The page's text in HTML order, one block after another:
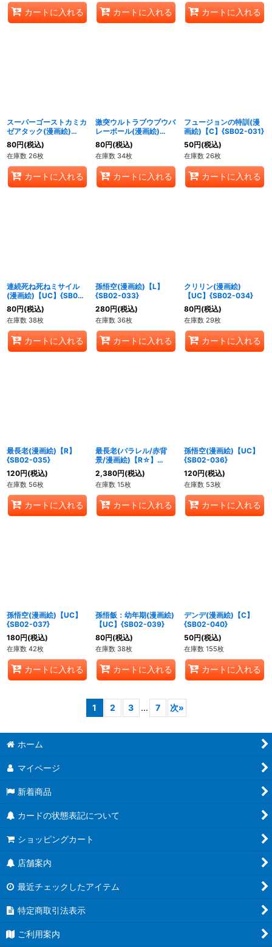
カートに入れる カートに入れる カートに入れる
スーパーゴーストカミカ
ゼアタック(漫画絵)
【UC】{SB02-029}
80円(税込)
在庫数 26枚
カートに入れる
激突ウルトラブウブウバ
レーボール(漫画絵)
【UC】{SB02-030}
80円(税込)
在庫数 34枚
カートに入れる
フュージョンの特訓(漫
画絵)【C】{SB02-031}
50円(税込)
在庫数 26枚
カートに入れる
連続死ね死ねミサイル
(漫画絵)【UC】{SB02-
032}
80円(税込)
在庫数 38枚
カートに入れる
孫悟空(漫画絵)【L】
{SB02-033}
280円(税込)
在庫数 36枚
カートに入れる
クリリン(漫画絵)
【UC】{SB02-034}
80円(税込)
在庫数 29枚
カートに入れる
最長老(漫画絵)【R】
{SB02-035}
120円(税込)
在庫数 56枚
カートに入れる
最長老(パラレル/赤背
景/漫画絵)【R☆】
{SB02-035}
2,380円(税込)
在庫数 15枚
カートに入れる
孫悟空(漫画絵)【UC】
{SB02-036}
120円(税込)
在庫数 53枚
カートに入れる
孫悟空(漫画絵)【UC】
{SB02-037}
180円(税込)
在庫数 42枚
カートに入れる
孫悟飯：幼年期(漫画絵)
【UC】{SB02-039}
80円(税込)
在庫数 38枚
カートに入れる
デンデ(漫画絵)【C】
{SB02-040}
50円(税込)
在庫数 155枚
カートに入れる
1 2 3 ... 7 次»
ホーム
マイページ
新着商品
カードの状態表記について
ショッピングカート
店舗案内
最近チェックしたアイテム
特定商取引法表示
ご利用案内